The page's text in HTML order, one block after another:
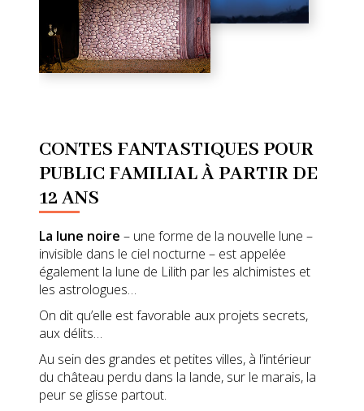
CONTES FANTASTIQUES POUR
PUBLIC FAMILIAL À PARTIR DE
12 ANS
La lune noire – une forme de la nouvelle lune –
invisible dans le ciel nocturne – est appelée
également la lune de Lilith par les alchimistes et
les astrologues…
On dit qu’elle est favorable aux projets secrets,
aux délits…
Au sein des grandes et petites villes, à l’intérieur
du château perdu dans la lande, sur le marais, la
peur se glisse partout.